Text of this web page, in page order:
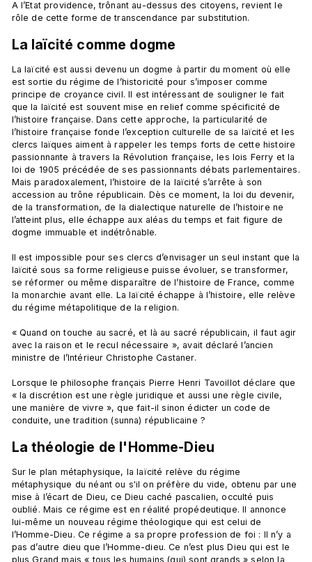
A l’Etat providence, trônant au-dessus des citoyens, revient le
La laïcité comme dogme
La laïcité est aussi devenu un dogme à partir du moment où elle
est sortie du régime de l’historicité pour s’imposer comme
principe de croyance civil. Il est intéressant de souligner le fait
que la laïcité est souvent mise en relief comme spécificité de
l’histoire française. Dans cette approche, la particularité de
l’histoire française fonde l’exception culturelle de sa laïcité et les
clercs laïques aiment à rappeler les temps forts de cette histoire
passionnante à travers la Révolution française, les lois Ferry et la
loi de 1905 précédée de ses passionnants débats parlementaires.
Mais paradoxalement, l’histoire de la laïcité s’arrête à son
accession au trône républicain. Dès ce moment, la loi du devenir,
de la transformation, de la dialectique naturelle de l’histoire ne
l’atteint plus, elle échappe aux aléas du temps et fait figure de
dogme immuable et indétrônable.
Il est impossible pour ses clercs d’envisager un seul instant que la
laïcité sous sa forme religieuse puisse évoluer, se transformer,
se réformer ou même disparaître de l’histoire de France, comme
la monarchie avant elle. La laïcité échappe à l’histoire, elle relève
du régime métapolitique de la religion.
« Quand on touche au sacré, et là au sacré républicain, il faut agir
avec la raison et le recul nécessaire », avait déclaré l’ancien
ministre de l’Intérieur Christophe Castaner.
Lorsque le philosophe français Pierre Henri Tavoillot déclare que
« la discrétion est une règle juridique et aussi une règle civile,
une manière de vivre », que fait-il sinon édicter un code de
La théologie de l'Homme-Dieu
Sur le plan métaphysique, la laïcité relève du régime
métaphysique du néant ou s'il on préfère du vide, obtenu par une
mise à l’écart de Dieu, ce Dieu caché pascalien, occulté puis
oublié. Mais ce régime est en réalité propédeutique. Il annonce
lui-même un nouveau régime théologique qui est celui de
l’Homme-Dieu. Ce régime a sa propre profession de foi : Il n’y a
pas d’autre dieu que l’Homme-dieu. Ce n’est plus Dieu qui est le
plus Grand mais « tous les humains (qui) sont grands » selon la